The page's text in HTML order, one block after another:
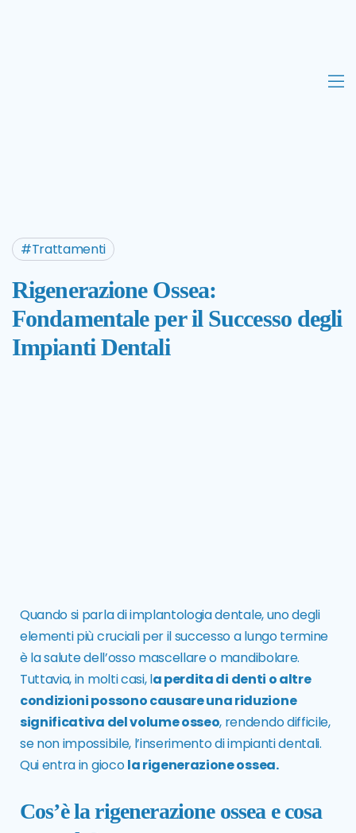
Trattamenti
Rigenerazione Ossea:
Fondamentale per il Successo degli
Impianti Dentali
Quando si parla diimplantologia dentale, uno degli
elementi più cruciali per il successo a lungo termine
è la salute dell’osso mascellare o mandibolare.
Tuttavia, in molti casi, la perdita di denti o altre
condizioni possono causare una riduzione
significativa del volume osseo, rendendo difficile,
se non impossibile, l’inserimento di impianti dentali.
Qui entra in giocola rigenerazione ossea.
Cos’è la rigenerazione ossea e cosa